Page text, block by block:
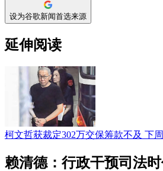
设为谷歌新闻首选来源
延伸阅读
柯文哲获裁定302万交保筹款不及 下
赖清德：行政干预司法